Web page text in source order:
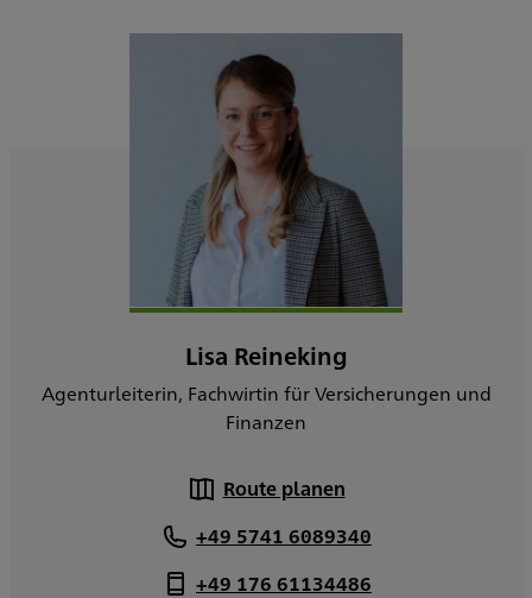
Lisa Reineking
Agenturleiterin, Fachwirtin für Versicherungen und
Finanzen
Route planen
+49 5741 6089340
+49 176 61134486